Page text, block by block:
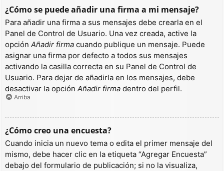
¿Cómo se puede añadir una firma a mi mensaje?
Para añadir una firma a sus mensajes debe crearla en el
Panel de Control de Usuario. Una vez creada, active la
opción Añadir firma cuando publique un mensaje. Puede
asignar una firma por defecto a todos sus mensajes
activando la casilla correcta en su Panel de Control de
Usuario. Para dejar de añadirla en los mensajes, debe
desactivar la opción Añadir firma dentro del perfil.
Arriba
¿Cómo creo una encuesta?
Cuando inicia un nuevo tema o edita el primer mensaje del
mismo, debe hacer clic en la etiqueta “Agregar Encuesta”
debajo del formulario de publicación; si no la visualiza,